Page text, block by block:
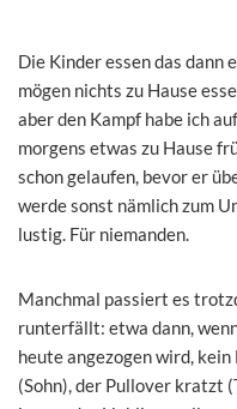
Die Kinder essen das dann
mögen nichts zu Hause
aber den Kampf habe ich
morgens etwas zu Hause
schon gelaufen, bevor er
werde sonst nämlich zum
lustig. Für niemanden.
Manchmal passiert es
runterfällt: etwa dann,
heute angezogen wird, kein
(Sohn), der Pullover kratzt